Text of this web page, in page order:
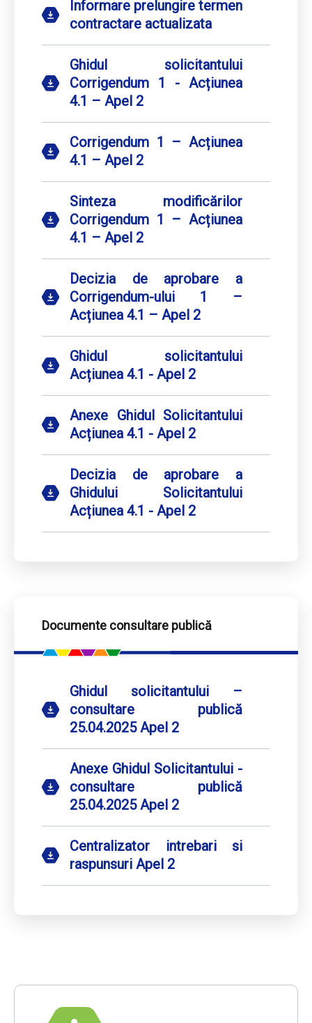
Informare prelungire termen
contractare actualizata
Ghidul solicitantului
Corrigendum 1 - Acțiunea
4.1 – Apel 2
Corrigendum 1 – Acțiunea
4.1 – Apel 2
Sinteza modificărilor
Corrigendum 1 – Acțiunea
4.1 – Apel 2
Decizia de aprobare a
Corrigendum-ului 1 –
Acțiunea 4.1 – Apel 2
Ghidul solicitantului
Acțiunea 4.1 - Apel 2
Anexe Ghidul Solicitantului
Acțiunea 4.1 - Apel 2
Decizia de aprobare a
Ghidului Solicitantului
Acțiunea 4.1 - Apel 2
Documente consultare publică
Ghidul solicitantului –
consultare publică
25.04.2025 Apel 2
Anexe Ghidul Solicitantului -
consultare publică
25.04.2025 Apel 2
Centralizator intrebari si
raspunsuri Apel 2